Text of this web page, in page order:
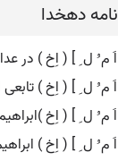
دهخدا
م ُ ل ِ ] ( اِخ ) در
م ُ ل ِ ] ( اِخ ) تابعی
م ُ ل ِ ] ( اِخ
م ُ ل ِ ] ( اِخ )